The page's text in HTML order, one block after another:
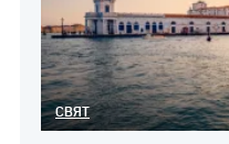
СВЯТ